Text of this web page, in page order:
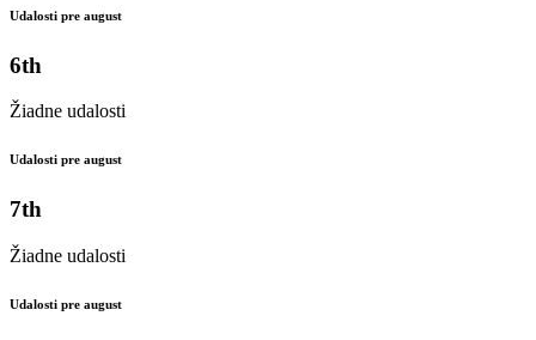
Udalosti pre august
6th
Žiadne udalosti
Udalosti pre august
7th
Žiadne udalosti
Udalosti pre august